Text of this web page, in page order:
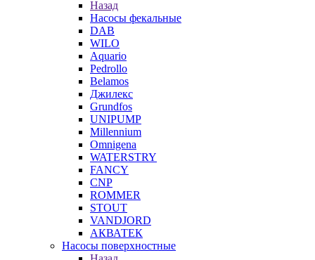
Назад
Насосы фекальные
DAB
WILO
Aquario
Pedrollo
Belamos
Джилекс
Grundfos
UNIPUMP
Millennium
Omnigena
WATERSTRY
FANCY
CNP
ROMMER
STOUT
VANDJORD
АКВАТЕК
Насосы поверхностные